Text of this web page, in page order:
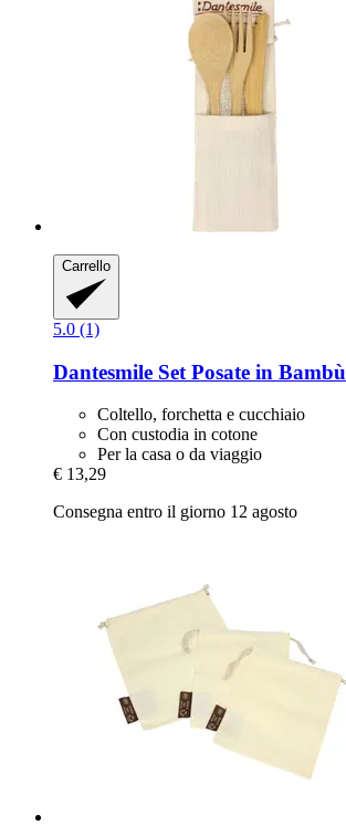
Carrello
5.0 (1)
Dantesmile Set Posate in Bambù
Coltello, forchetta e cucchiaio
Con custodia in cotone
Per la casa o da viaggio
€ 13,29
Consegna entro il giorno 12 agosto